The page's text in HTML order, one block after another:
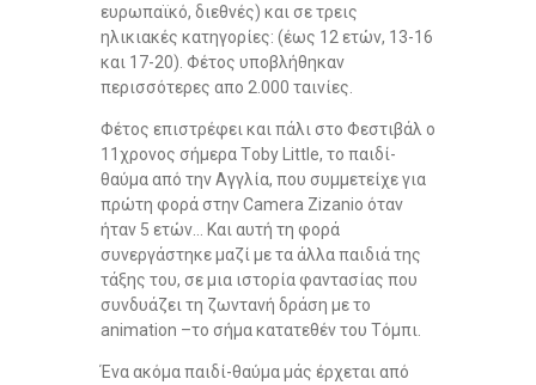
ευρωπαϊκό, διεθνές) και σε τρεις
ηλικιακές κατηγορίες: (έως 12 ετών, 13-16
και 17-20). Φέτος υποβλήθηκαν
περισσότερες απο 2.000 ταινίες.
Φέτος επιστρέφει και πάλι στο Φεστιβάλ ο
11χρονος σήμερα Τoby Little, το παιδί-
θαύμα από την Αγγλία, που συμμετείχε για
πρώτη φορά στην Camera Zizanio όταν
ήταν 5 ετών… Και αυτή τη φορά
συνεργάστηκε μαζί με τα άλλα παιδιά της
τάξης του, σε μια ιστορία φαντασίας που
συνδυάζει τη ζωντανή δράση με το
animation –το σήμα κατατεθέν του Τόμπι.
Ένα ακόμα παιδί-θαύμα μάς έρχεται από